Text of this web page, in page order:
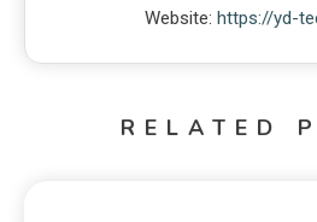
Website: https://yd-
RELATED